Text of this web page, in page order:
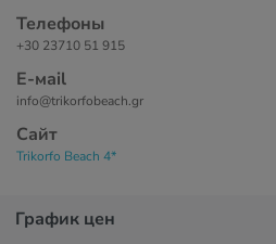
Телефоны
+30 23710 51 915
Е-маil
info@trikorfobeach.gr
Сайт
Trikorfo Beach 4*
График цен